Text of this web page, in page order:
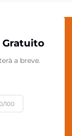
a breve.
100